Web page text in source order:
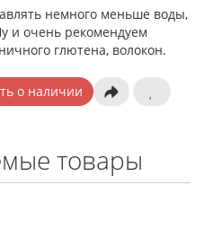
немного меньше воды,
и очень рекомендуем
глютена, волокон.
о наличии
товары